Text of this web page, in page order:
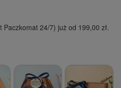
24/7) już od 199,00 zł.